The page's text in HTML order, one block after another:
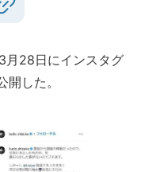
28日にインスタグ
した。